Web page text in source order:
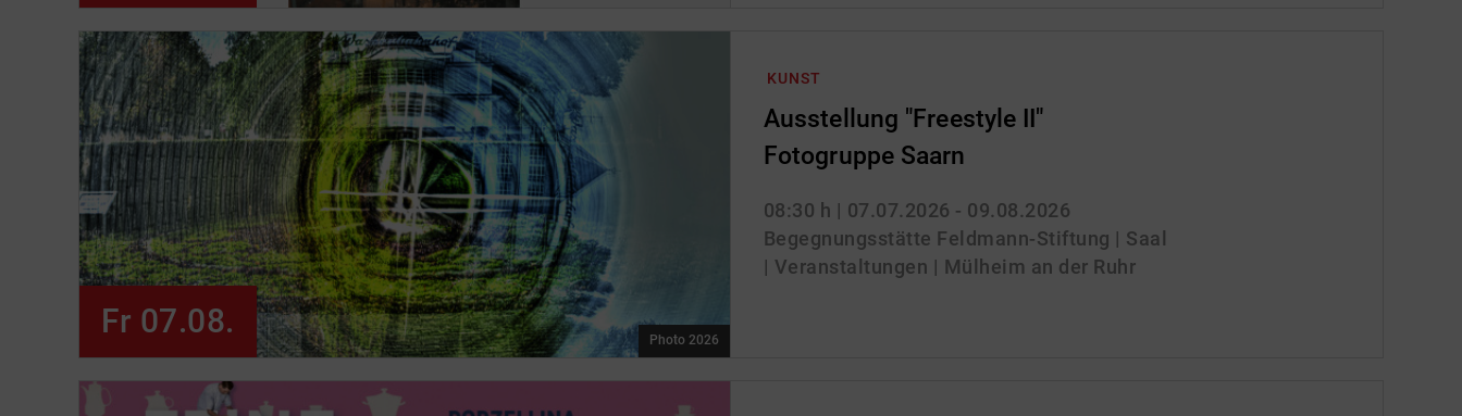
KUNST
Ausstellung "Freestyle II"
Fotogruppe Saarn
08:30 h | 07.07.2026 - 09.08.2026
Begegnungsstätte Feldmann-Stiftung | Saal
| Veranstaltungen | Mülheim an der Ruhr
Fr 07.08. Photo 2026